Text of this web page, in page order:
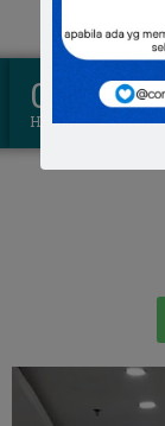
00
Hours
00